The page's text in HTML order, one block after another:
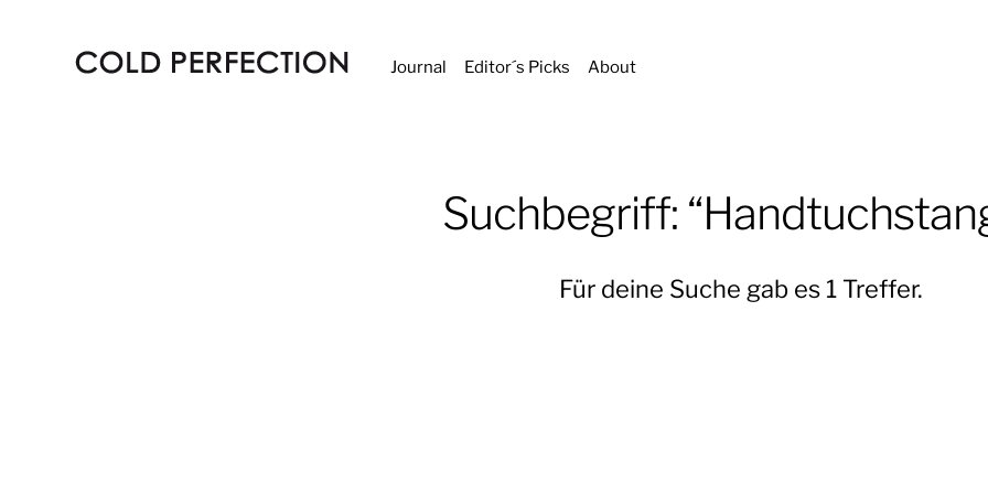
Journal Editor´s Picks About
Suchbegriff:
Für deine Suche gab es 1 Treffer.